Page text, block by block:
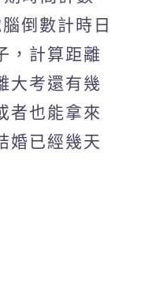
倒數計時日
，計算距離
大考還有幾
者也能拿來
婚已經幾天